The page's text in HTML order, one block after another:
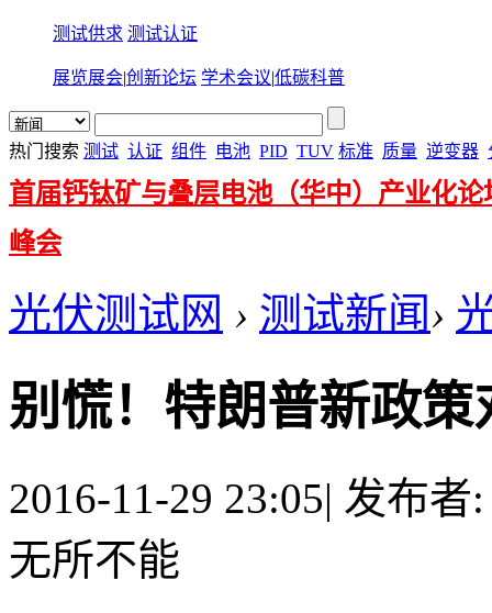
测试供求 测试认证
展览展会|创新论坛 学术会议|低碳科普
热门搜索 测试 认证 组件 电池 PID TUV 标准 质量 逆变器
首届钙钛矿与叠层电池（华中）产业化论
峰会
光伏测试网 › 测试新闻›
别慌！特朗普新政
2016-11-29 23:05| 发布者
无所不能